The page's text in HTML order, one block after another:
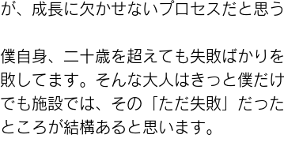
が、成長に欠かせないプロセスだと思う
僕自身、二十歳を超えても失敗ばかり
敗してます。そんな大人はきっと僕だ
でも施設では、その「ただ失敗」だっ
ところが結構あると思います。